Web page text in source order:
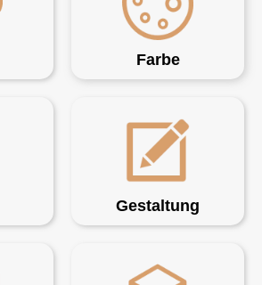
Farbe
Gestaltung